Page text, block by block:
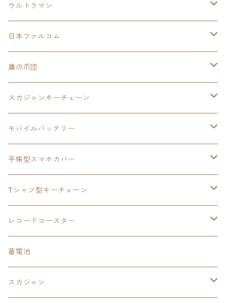
ウルトラマン
モバイルバッテリー
スカジャンキーチェーン
スカジャン
シャツ
日本ファルコム
イースⅧ
モバイルバッテリー
手帳型スマホカバー
東亰ザナドゥ
閃の軌跡Ⅲ
モバイルバッテリー
手帳型スマホカバー
閃の軌跡Ⅳ
手帳型スマホカバー
モバイルバッテリー
軌跡シリーズ
トランプ
カーマグネット
閃の軌跡Ⅱ
トランプ
イースⅨ
手帳型スマホカバー
零の軌跡：改
鷹の爪団
モバイルバッテリー
手帳型スマホカバー
スカジャンキーチェーン
ウルトラマンシリーズ
日本ファルコム
閃の軌跡Ⅲ
軌跡シリーズ
モバイルバッテリー
ウルトラマン
鷹の爪
イースⅧ
東亰ザナドゥ
阪神タイガース
手帳型スマホカバー
鷹の爪団
イースⅧ
閃の軌跡Ⅲ
閃の軌跡Ⅳ
Tシャツ型キーチェーン
日本ファルコム
閃の軌跡Ⅲ
レコードコースター
日本ファルコム
閃の軌跡
蓄電池
スカジャン